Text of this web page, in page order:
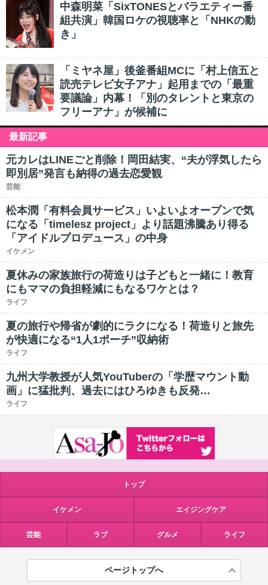
中森明菜「SixTONESとバラエティー番
組共演」韓国ロケの視聴率と「NHKの動
き」
「ミヤネ屋」後釜番組MCに「村上信五と
読売テレビ女子アナ」起用までの「最重
要議論」内幕！「別のタレントと東京の
フリーアナ」が候補に
最新記事
元カレはLINEごと削除！岡田結実、“夫が浮気したら
即別居”発言も納得の過去恋愛観
芸能
松本潤「有料会員サービス」いよいよオープンで気
になる「timelesz project」より話題沸騰あり得る
「アイドルプロデュース」の中身
イケメン
夏休みの家族旅行の荷造りは子どもと一緒に！教育
にもママの負担軽減にもなるワケとは？
ライフ
夏の旅行や帰省が劇的にラクになる！荷造りと旅先
が快適になる“1人1ポーチ”収納術
ライフ
九州大学教授が人気YouTuberの「学歴マウント動
画」に猛批判、過去にはひろゆきも反発…
ライフ
トップ
イケメン エイジングケア
芸能 ラブ グルメ ライフ
ページトップへ